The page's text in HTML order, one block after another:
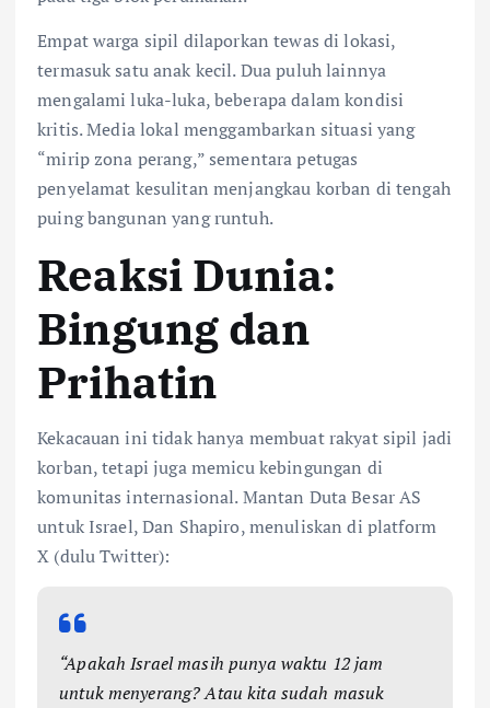
Empat warga sipil dilaporkan tewas di lokasi,
termasuk satu anak kecil. Dua puluh lainnya
mengalami luka-luka, beberapa dalam kondisi
kritis. Media lokal menggambarkan situasi yang
“mirip zona perang,” sementara petugas
penyelamat kesulitan menjangkau korban di tengah
puing bangunan yang runtuh.
Reaksi Dunia:
Bingung dan
Prihatin
Kekacauan ini tidak hanya membuat rakyat sipil jadi
korban, tetapi juga memicu kebingungan di
komunitas internasional. Mantan Duta Besar AS
untuk Israel, Dan Shapiro, menuliskan di platform
X (dulu Twitter):
“Apakah Israel masih punya waktu 12 jam
untuk menyerang? Atau kita sudah masuk